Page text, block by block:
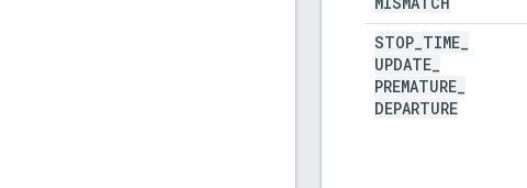
STOP TIME
UPDATE
PREMATURE
DEPARTURE